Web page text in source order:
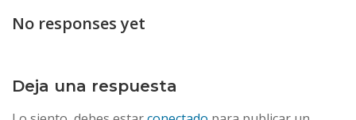
por
entradas
No responses yet
Deja una respuesta